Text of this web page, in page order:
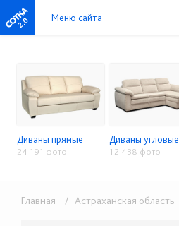
2.0 Меню сайта
Диваны прямые
24 191 фото
Диваны угловые
12 438 фото
Главная / Астраханская область